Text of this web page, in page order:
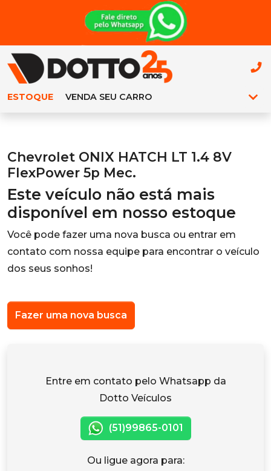
ESTOQUE VENDA SEU CARRO
Chevrolet ONIX HATCH LT 1.4 8V
FlexPower 5p Mec.
Este veículo não está mais
disponível em nosso estoque
Você pode fazer uma nova busca ou entrar em
contato com nossa equipe para encontrar o veículo
dos seus sonhos!
Fazer uma nova busca
Entre em contato pelo Whatsapp da
Dotto Veículos
(51)99865-0101
Ou ligue agora para: